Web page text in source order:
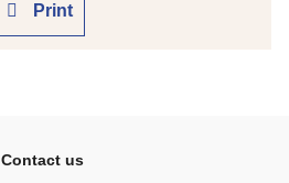
Print
Contact us